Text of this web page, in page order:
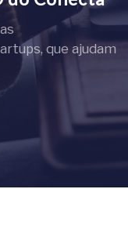
que ajudam